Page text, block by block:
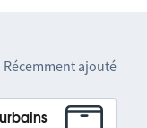
Récemment ajouté